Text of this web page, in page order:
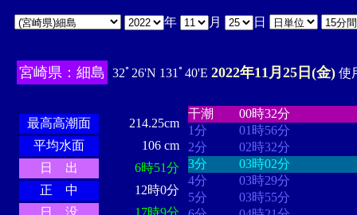
年 月 日
宮崎県：細島 32ﾟ26'N 131ﾟ40'E 2022年11月25日(金) 使
最高高潮面
214.25cm
平均水面
106 cm
日 出
6時51分
正 中
12時0分
日 没
17時9分
干潮
00時32分
1分
01時56分
2分
02時32分
3分
03時02分
4分
03時29分
5分
03時55分